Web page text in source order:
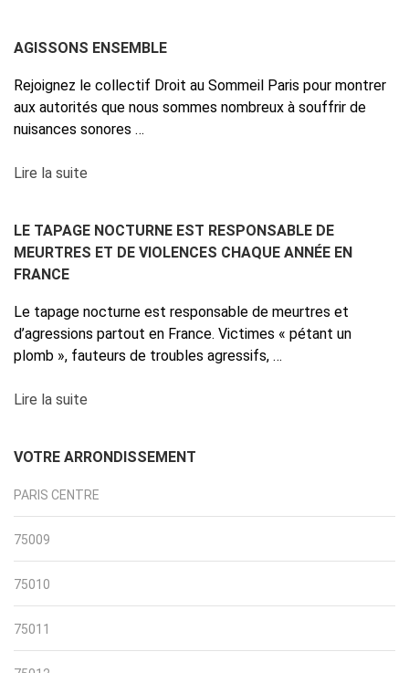
AGISSONS ENSEMBLE
Rejoignez le collectif Droit au Sommeil Paris pour montrer
aux autorités que nous sommes nombreux à souffrir de
nuisances sonores …
Lire la suite
LE TAPAGE NOCTURNE EST RESPONSABLE DE
MEURTRES ET DE VIOLENCES CHAQUE ANNÉE EN
FRANCE
Le tapage nocturne est responsable de meurtres et
d’agressions partout en France. Victimes « pétant un
plomb », fauteurs de troubles agressifs, …
Lire la suite
VOTRE ARRONDISSEMENT
PARIS CENTRE
75009
75010
75011